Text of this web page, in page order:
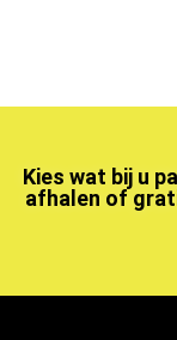
Kies wat bij u
afhalen of